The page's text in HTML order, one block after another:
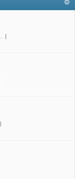
e